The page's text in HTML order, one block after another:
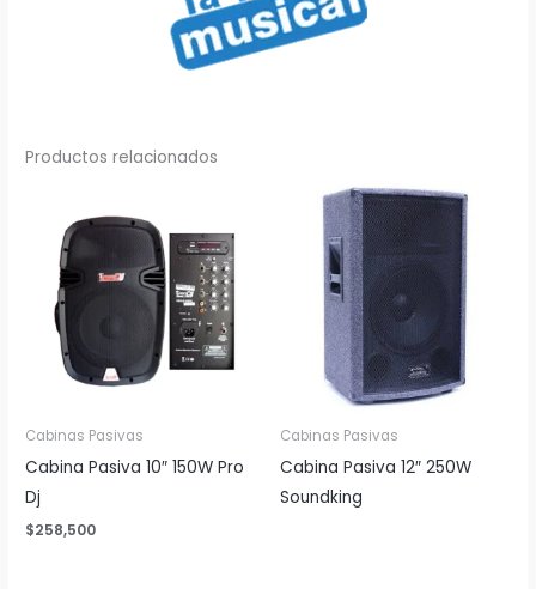
Productos relacionados
Cabinas Pasivas
Cabina Pasiva 10″ 150W Pro
Dj
$258,500
Cabinas Pasivas
Cabina Pasiva 12″ 250W
Soundking